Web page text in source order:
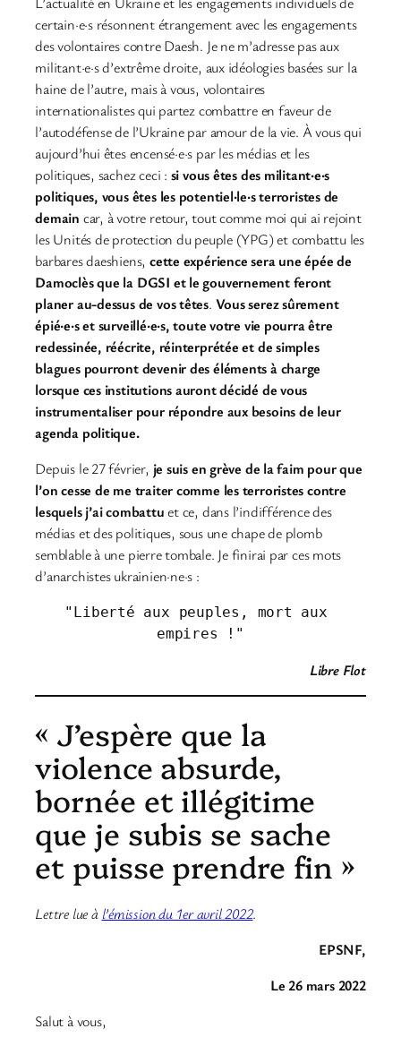
certain·e·s résonnent étrangement avec les engagements
des volontaires contre Daesh. Je ne m’adresse pas aux
militant·e·s d’extrême droite, aux idéologies basées sur la
haine de l’autre, mais à vous, volontaires
internationalistes qui partez combattre en faveur de
l’autodéfense de l’Ukraine par amour de la vie. À vous qui
aujourd’hui êtes encensé·e·s par les médias et les
politiques, sachez ceci : si vous êtes des militant·e·s
politiques, vous êtes les potentiel·le·s terroristes de
demain car, à votre retour, tout comme moi qui ai rejoint
les Unités de protection du peuple (YPG) et combattu les
barbares daeshiens, cette expérience sera une épée de
Damoclès que la DGSI et le gouvernement feront
planer au-dessus de vos têtes. Vous serez sûrement
épié·e·s et surveillé·e·s, toute votre vie pourra être
redessinée, réécrite, réinterprétée et de simples
blagues pourront devenir des éléments à charge
lorsque ces institutions auront décidé de vous
instrumentaliser pour répondre aux besoins de leur
agenda politique.
Depuis le 27 février, je suis en grève de la faim pour que
l’on cesse de me traiter comme les terroristes contre
lesquels j’ai combattuet ce, dans l’indifférence des
médias et des politiques, sous une chape de plomb
semblable à une pierre tombale. Je finirai par ces mots
d’anarchistes ukrainien·ne·s :
"Liberté aux peuples, mort aux
empires !"
Libre Flot
« J’espère que la
violence absurde,
bornée et illégitime
que je subis se sache
et puisse prendre fin »
Lettre lueà l’émissiondu 1er avril 2022.
EPSNF,
Le 26 mars 2022
Salut à vous,